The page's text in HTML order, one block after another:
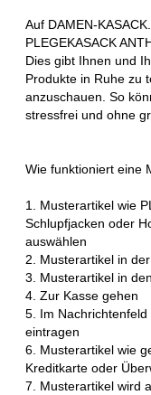
Auf DAMEN-
PLEGEKASACK
Dies gibt Ihnen und
Produkte in Ruhe zu
anzuschauen. So
stressfrei und ohne
Wie funktioniert eine
1. Musterartikel wie
Schlupfjacken oder
auswählen
2. Musterartikel in
3. Musterartikel in
4. Zur Kasse gehen
5. Im
eintragen
6. Musterartikel wie
Kreditkarte oder
7. Musterartikel wird